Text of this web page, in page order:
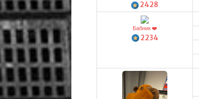
2428
Бабник ❤️
2234